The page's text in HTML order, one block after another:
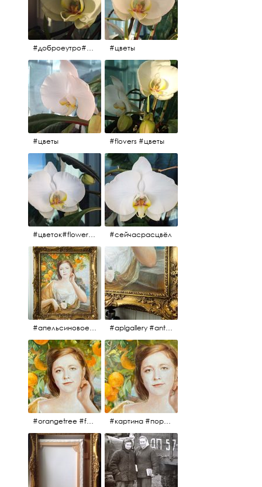
#доброеутро#май#солнце#цветы #майсолнцецветы #цветы
#цветы #flovers #цветы
#цветок#flowers #💜🌸 #сейчасрасцвёл
#апельсиновоедерево #плодородие #изобилие #картина #портрет #живопись #девушка #апельсиновоедерево #плодородие #рама #антикварнаярама #антиквариат #antiques #abundance #aplgallery #portrait #painting #frame #fertility #orangetree @aplgallery #aplgallery #antiques #painting #portrait #frame #antiqueframe #abundance #fertility #orangetree #антиквариат#картина#фрагмент #живопись #улыбка #девушка #портрет #рама #антикварнаярама #изобилие #плодородие #апельсиновоедерево
#orangetree #fertility #abundance #portrait #painting #живопись #портрет #картина #девушка #улыбка #aplgallery #картина #портрет #живопись #апельсиновоедерево # девушка #улыбка #изобилие #плодородие #painting #portrait #abundance #fertility #orangetree #aplgallery